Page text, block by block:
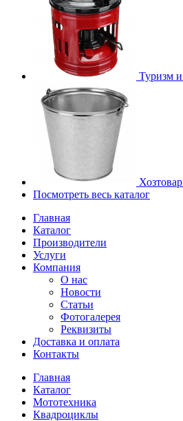
Туризм
Посмотреть весь каталог
Главная
Каталог
Производители
Услуги
Компания
О нас
Новости
Статьи
Фотогалерея
Реквизиты
Доставка и оплата
Контакты
Главная
Каталог
Мототехника
Квадроциклы